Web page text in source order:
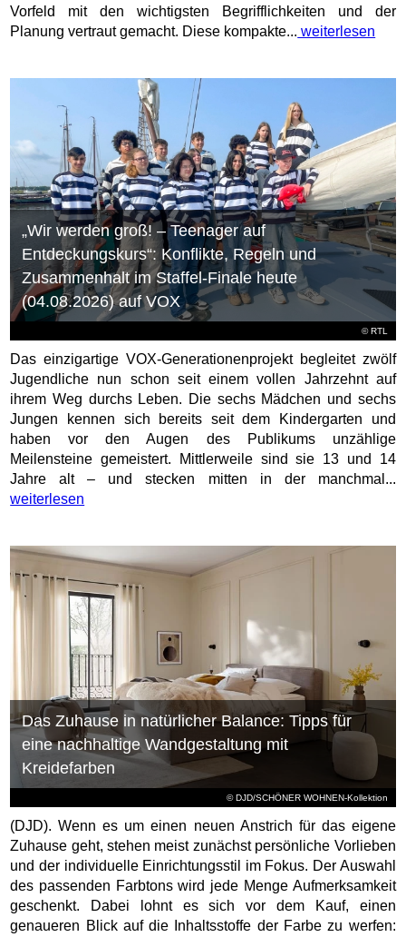
Vorfeld mit den wichtigsten Begrifflichkeiten und der
Planung vertraut gemacht. Diese kompakte... weiterlesen
©RTL
„Wir werden groß! – Teenager auf
Entdeckungskurs“: Konflikte, Regeln und
Zusammenhalt im Staffel-Finale heute
(04.08.2026) auf VOX
Das einzigartige VOX-Generationenprojekt begleitet zwölf
Jugendliche nun schon seit einem vollen Jahrzehnt auf
ihrem Weg durchs Leben. Die sechs Mädchen und sechs
Jungen kennen sich bereits seit dem Kindergarten und
haben vor den Augen des Publikums unzählige
Meilensteine gemeistert. Mittlerweile sind sie 13 und 14
Jahre alt – und stecken mitten in der manchmal...
weiterlesen
© DJD/SCHÖNER WOHNEN-Kollektion
Das Zuhause in natürlicher Balance: Tipps für
eine nachhaltige Wandgestaltung mit
Kreidefarben
(DJD). Wenn es um einen neuen Anstrich für das eigene
Zuhause geht, stehen meist zunächst persönliche Vorlieben
und der individuelle Einrichtungsstil im Fokus. Der Auswahl
des passenden Farbtons wird jede Menge Aufmerksamkeit
geschenkt. Dabei lohnt es sich vor dem Kauf, einen
genaueren Blick auf die Inhaltsstoffe der Farbe zu werfen: